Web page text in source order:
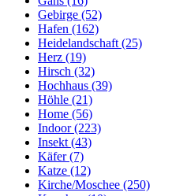
Gebirge (52)
Hafen (162)
Heidelandschaft (25)
Herz (19)
Hirsch (32)
Hochhaus (39)
Höhle (21)
Home (56)
Indoor (223)
Insekt (43)
Käfer (7)
Katze (12)
Kirche/Moschee (250)